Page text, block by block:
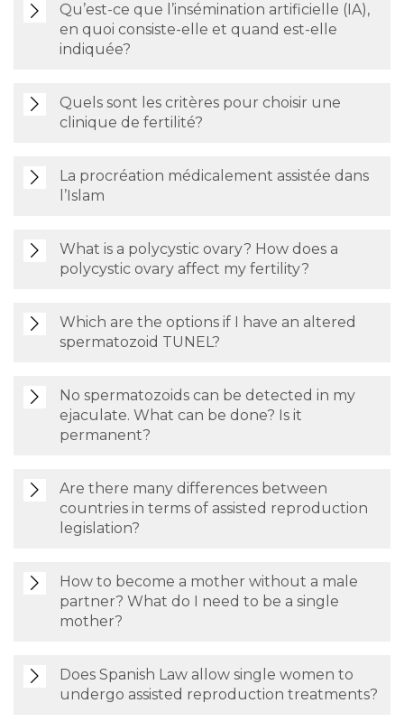
Qu’est-ce que l’insémination artificielle (IA),
en quoi consiste-elle et quand est-elle
indiquée?
Quels sont les critères pour choisir une
clinique de fertilité?
La procréation médicalement assistée dans
l’Islam
What is a polycystic ovary? How does a
polycystic ovary affect my fertility?
Which are the options if I have an altered
spermatozoid TUNEL?
No spermatozoids can be detected in my
ejaculate. What can be done? Is it
permanent?
Are there many differences between
countries in terms of assisted reproduction
legislation?
How to become a mother without a male
partner? What do I need to be a single
mother?
Does Spanish Law allow single women to
undergo assisted reproduction treatments?